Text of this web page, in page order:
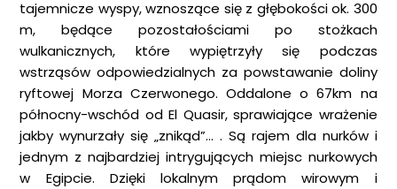
tajemnicze wyspy, wznoszące się z głębokości ok. 300
m, będące pozostałościami po stożkach
wulkanicznych, które wypiętrzyły się podczas
wstrząsów odpowiedzialnych za powstawanie doliny
ryftowej Morza Czerwonego. Oddalone o 67km na
północny-wschód od El Quasir, sprawiające wrażenie
jakby wynurzały się „znikąd”… . Są rajem dla nurków i
jednym z najbardziej intrygujących miejsc nurkowych
w Egipcie. Dzięki lokalnym prądom wirowym i